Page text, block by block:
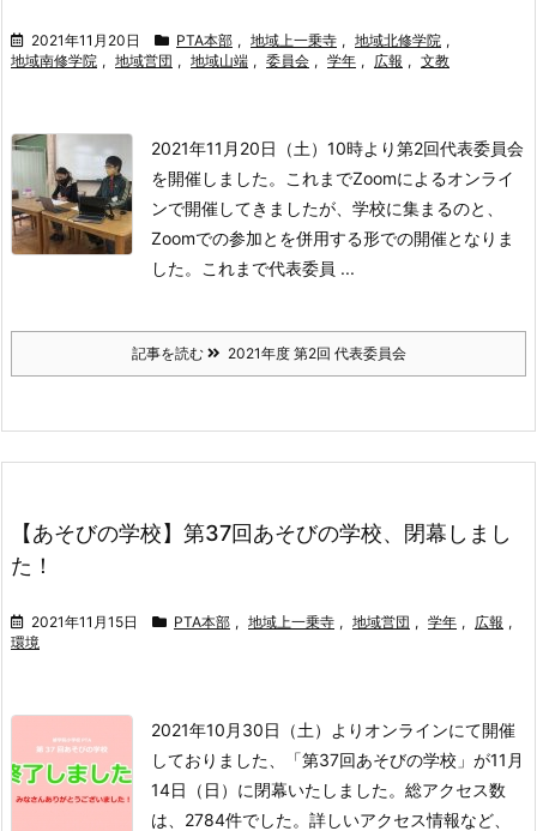
2021年11月20日 PTA本部 , 地域上一乗寺 , 地域北修学院 ,
地域南修学院 , 地域営団 , 地域山端 , 委員会 , 学年 , 広報 , 文教
2021年11月20日（土）10時より第2回代表委員会
を開催しました。
これまでZoomによるオンライ
ンで開催してきましたが、学校に集まるのと、
Zoomでの参加とを併用する形での開催となりま
した。
これまで代表委員 ...
記事を読む 2021年度 第2回 代表委員会
【あそびの学校】第37回あそびの学校、閉幕しまし
た！
2021年11月15日 PTA本部 , 地域上一乗寺 , 地域営団 , 学年 , 広報 ,
環境
2021年10月30日（土）よりオンラインにて開催
しておりました、「第37回あそびの学校」が11月
14日（日）に閉幕いたしました。 総アクセス数
は、2784件でした。 詳しいアクセス情報など、